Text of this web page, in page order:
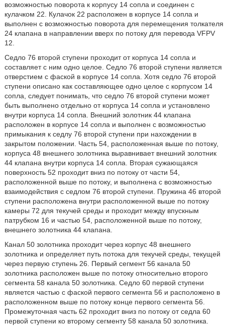
возможностью поворота к корпусу 14 сопла и соединен с
кулачком 22. Кулачок 22 расположен в корпусе 14 сопла и
выполнен с возможностью поворота для перемещения толкателя
24 клапана в направлении вверх по потоку для перевода VFPV
12.
Седло 76 второй ступени проходит от корпуса 14 сопла и
составляет с ним одно целое. Седло 76 второй ступени является
отверстием с фаской в корпусе 14 сопла. Хотя седло 76 второй
ступени описано как составляющее одно целое с корпусом 14
сопла, следует понимать, что седло 76 второй ступени может
быть выполнено отдельно от корпуса 14 сопла и установлено
внутри корпуса 14 сопла. Внешний золотник 44 клапана
расположен в корпусе 14 сопла и выполнен с возможностью
примыкания к седлу 76 второй ступени при нахождении в
закрытом положении. Часть 54, расположенная выше по потоку,
корпуса 48 внешнего золотника выравнивает внешний золотник
44 клапана внутри корпуса 14 сопла. Вторая сужающаяся
поверхность 52 проходит вниз по потоку от части 54,
расположенной выше по потоку, и выполнена с возможностью
взаимодействия с седлом 76 второй ступени. Пружина 46 второй
ступени расположена внутри расположенной выше по потоку
камеры 72 для текучей среды и проходит между впускным
патрубком 16 и частью 54, расположенной выше по потоку,
внешнего золотника 44 клапана.
Канал 50 золотника проходит через корпус 48 внешнего
золотника и определяет путь потока для текучей среды, текущей
через первую ступень 26. Первый сегмент 56 канала 50
золотника расположен выше по потоку относительно второго
сегмента 58 канала 50 золотника. Седло 60 первой ступени
является частью с фаской первого сегмента 56 и расположено в
расположенном выше по потоку конце первого сегмента 56.
Промежуточная часть 62 проходит вниз по потоку от седла 60
первой ступени ко второму сегменту 58 канала 50 золотника.